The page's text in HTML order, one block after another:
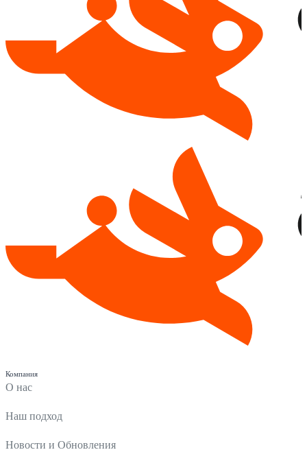
Компания
О нас
Наш подход
Новости и Обновления